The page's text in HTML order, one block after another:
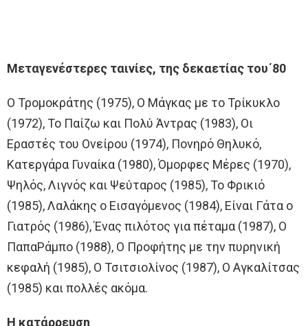
Μεταγενέστερες ταινίες, της δεκαετίας του΄80
Ο Τρομοκράτης (1975), Ο Μάγκας με το Τρίκυκλο
(1972), Το Παίζω και Πολύ Άντρας (1983), Οι
Εραστές του Ονείρου (1974), Πονηρό Θηλυκό,
Κατεργάρα Γυναίκα (1980), Όμορφες Μέρες (1970),
Ψηλός, Λιγνός και Ψεύταρος (1985), Το Φρικιό
(1985), Λαλάκης ο Εισαγόμενος (1984), Είναι Γάτα ο
Γιατρός (1986), Ένας πιλότος για πέταμα (1987), Ο
ΠαπαΡάμπο (1988), Ο Προφήτης με την πυρηνική
κεφαλή (1985), Ο Τσιτσιολίνος (1987), Ο Αγκαλίτσας
(1985) και πολλές ακόμα.
Η κατάρρευση